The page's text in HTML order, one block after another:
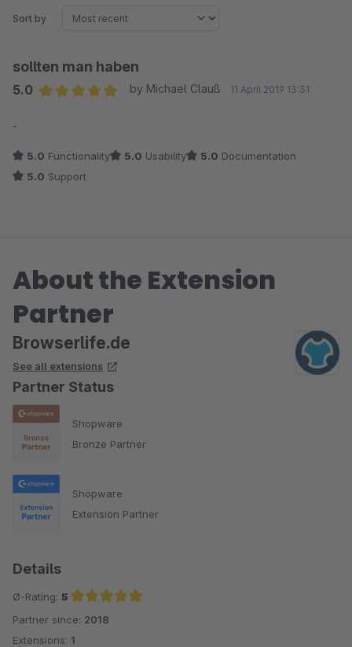
Sort by
sollten man haben
5.0
by Michael Clauß 11 April 2019 13:31
-
5.0 Functionality 5.0 Usability 5.0 Documentation
5.0 Support
About the Extension
Partner
Browserlife.de
See all extensions
Partner Status
Shopware
Bronze Partner
Shopware
Extension Partner
Details
Ø-Rating: 5
Average rating of 5 out of 5 stars
Partner since: 2018
Extensions: 1